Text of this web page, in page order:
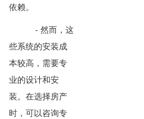
依赖。
- 然而，这
些系统的安装成
本较高，需要专
业的设计和安
装。在选择房产
时，可以咨询专